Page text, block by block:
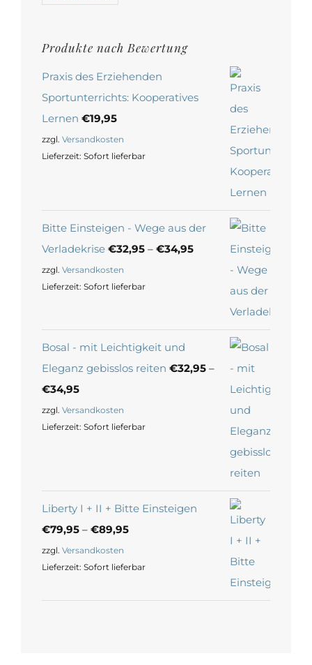
Produkte nach Bewertung
Praxis des Erziehenden
Sportunterrichts: Kooperatives
Lernen €19,95
zzgl. Versandkosten
Lieferzeit: Sofort lieferbar
Bitte Einsteigen - Wege aus der
Verladekrise €32,95 – €34,95
zzgl. Versandkosten
Lieferzeit: Sofort lieferbar
Bosal - mit Leichtigkeit und
Eleganz gebisslos reiten €32,95 –
€34,95
zzgl. Versandkosten
Lieferzeit: Sofort lieferbar
Liberty I + II + Bitte Einsteigen
€79,95 – €89,95
zzgl. Versandkosten
Lieferzeit: Sofort lieferbar